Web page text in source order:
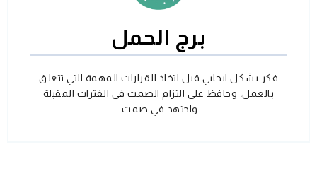
برج الحمل
فكر بشكل ايجابي قبل اتخاذ القرارات المهمة التي تتعلق
بالعمل، وحافظ على التزام الصمت في الفترات المقبلة
واجتهد في صمت.